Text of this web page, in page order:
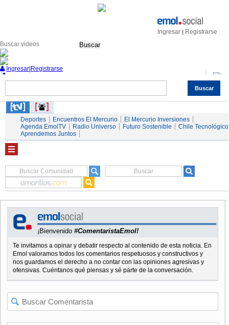
Ingresar | Registrarse
Buscar
Buscar
Ingresar Registrarse
Servicios
Deportes Encuentros El Mercurio
El Mercurio Inversiones
Agenda EmolTV
Radio Universo Futuro Sostenible
Chile Tecnológico
Aprendemos Juntos
¡Bienvenido #ComentaristaEmol!
Te invitamos a opinar y debatir respecto al contenido de esta noticia. En
Emol valoramos todos los comentarios respetuosos y constructivos y
nos guardamos el derecho a no contar con las opiniones agresivas y
ofensivas. Cuéntanos qué piensas y sé parte de la conversación.